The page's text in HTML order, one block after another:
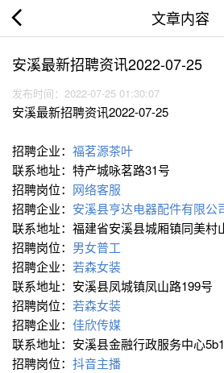
文章内容
安溪最新招聘资讯2022-07-25
发布时间：2022-07-25 01:30:07
安溪最新招聘资讯2022-07-25
招聘企业： 福茗源茶叶
联系地址：特产城咏茗路31号
招聘岗位： 网络客服
招聘企业： 安溪县亨达电器配件有限公
联系地址：福建省安溪县城厢镇同美村
招聘岗位： 男女普工
招聘企业： 若森女装
联系地址：安溪县凤城镇凤山路199号
招聘岗位： 若森女装
招聘企业： 佳欣传媒
联系地址：安溪县金融行政服务中心
招聘岗位： 抖音主播